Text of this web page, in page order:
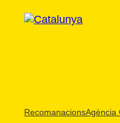
RecomanacionsAgència